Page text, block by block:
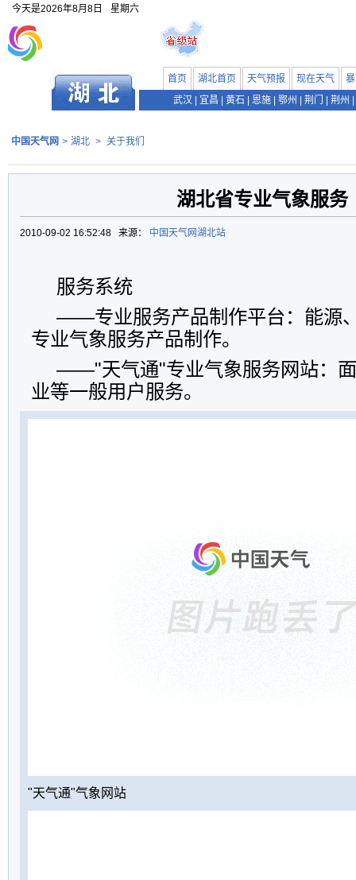
今天是2026年8月8日 星期六
首页 湖北首页 天气预报 现在天气
武汉
宜昌 黄石 恩施 鄂州 荆门 荆州
中国天气网 > 湖北 > 关于我们
湖北省专业气象服务
2010-09-02 16:52:48 来源： 中国天气网湖北站
服务系统
——专业服务产品制作平台：能源
专业气象服务产品制作。
——"天气通"专业气象服务网站：
业等一般用户服务。
"天气通"气象网站